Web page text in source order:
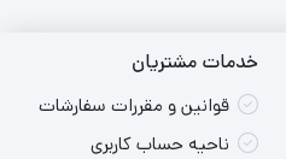
خدمات مشتریان
قوانین و مقررات سفارشات
ناحیه حساب کاربری